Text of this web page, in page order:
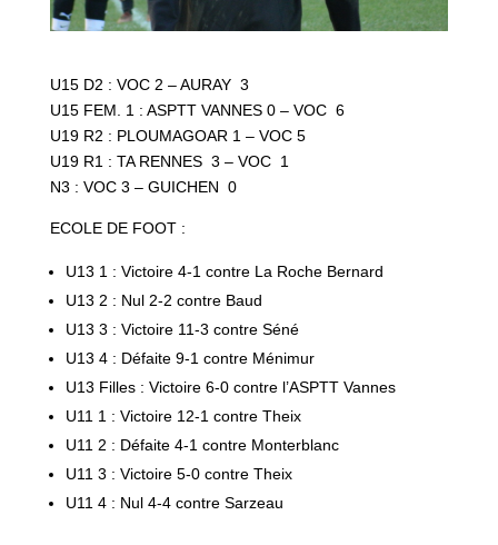
U15 D2 : VOC 2 – AURAY 3
U15 FEM. 1 : ASPTT VANNES 0 – VOC 6
U19 R2 : PLOUMAGOAR 1 – VOC 5
U19 R1 : TA RENNES 3 – VOC 1
N3 : VOC 3 – GUICHEN 0
ECOLE DE FOOT :
U13 1 : Victoire 4-1 contre La Roche Bernard
U13 2 : Nul 2-2 contre Baud
U13 3 : Victoire 11-3 contre Séné
U13 4 : Défaite 9-1 contre Ménimur
U13 Filles : Victoire 6-0 contre l’ASPTT Vannes
U11 1 : Victoire 12-1 contre Theix
U11 2 : Défaite 4-1 contre Monterblanc
U11 3 : Victoire 5-0 contre Theix
U11 4 : Nul 4-4 contre Sarzeau